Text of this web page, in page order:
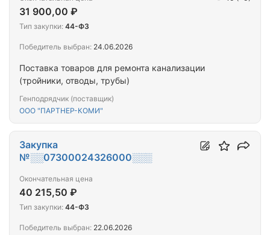
Поставка товаров для ремонта канализации
(тройники, отводы, трубы)
Генподрядчик (поставщик)
ООО "ПАРТНЕР-КОМИ"
31 900,00 ₽
Тип закупки: 44-ФЗ
Победитель выбран: 24.06.2026
Закупка
№░░07300024326000░░░
Окончательная цена
40 215,50 ₽
Тип закупки: 44-ФЗ
Победитель выбран: 22.06.2026